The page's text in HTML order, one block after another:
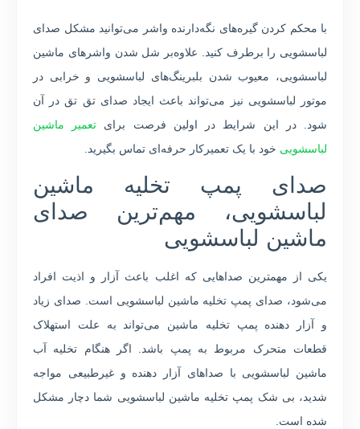
با محکم کردن گیره‌های نگه‌دارنده واشر می‌توانید مشکل صدای
لباسشویی را برطرف کنید. علاوه‌بر شل شدن واشرهای ماشین
لباسشویی، معیوب شدن بلبرینگ‌های لباسشویی و خرابی در
موتور لباسشویی نیز می‌تواند باعث ایجاد صدای تق تق در آن
شود. در این شرایط در اولین فرصت برای تعمیر ماشین
لباسشویی خود با یک تعمیرکار حرفه‌ای تماس بگیرید.
صدای پمپ تخلیه ماشین
لباسشویی، مهم‌ترین صدای
ماشین لباسشویی
یکی از مهمترین صداهایی که اغلب باعث آزار و اذیت افراد
می‌شود، صدای پمپ تخلیه ماشین لباسشویی است. صدای زیاد
و آزار دهنده پمپ تخلیه ماشین می‌تواند به علت استهلاک
قطعات متحرک مربوط به پمپ باشد. اگر هنگام تخلیه آب
ماشین لباسشویی با صداهای آزار دهنده و غیرطبیعی مواجه
شدید، بی شک پمپ تخلیه ماشین لباسشویی شما دچار مشکل
شده است.